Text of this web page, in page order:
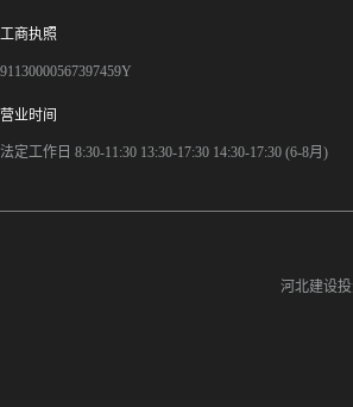
工商执照
91130000567397459Y
营业时间
法定工作日 8:30-11:30 13:30-17:30 14:30-17:30 (6-8月)
河北建设